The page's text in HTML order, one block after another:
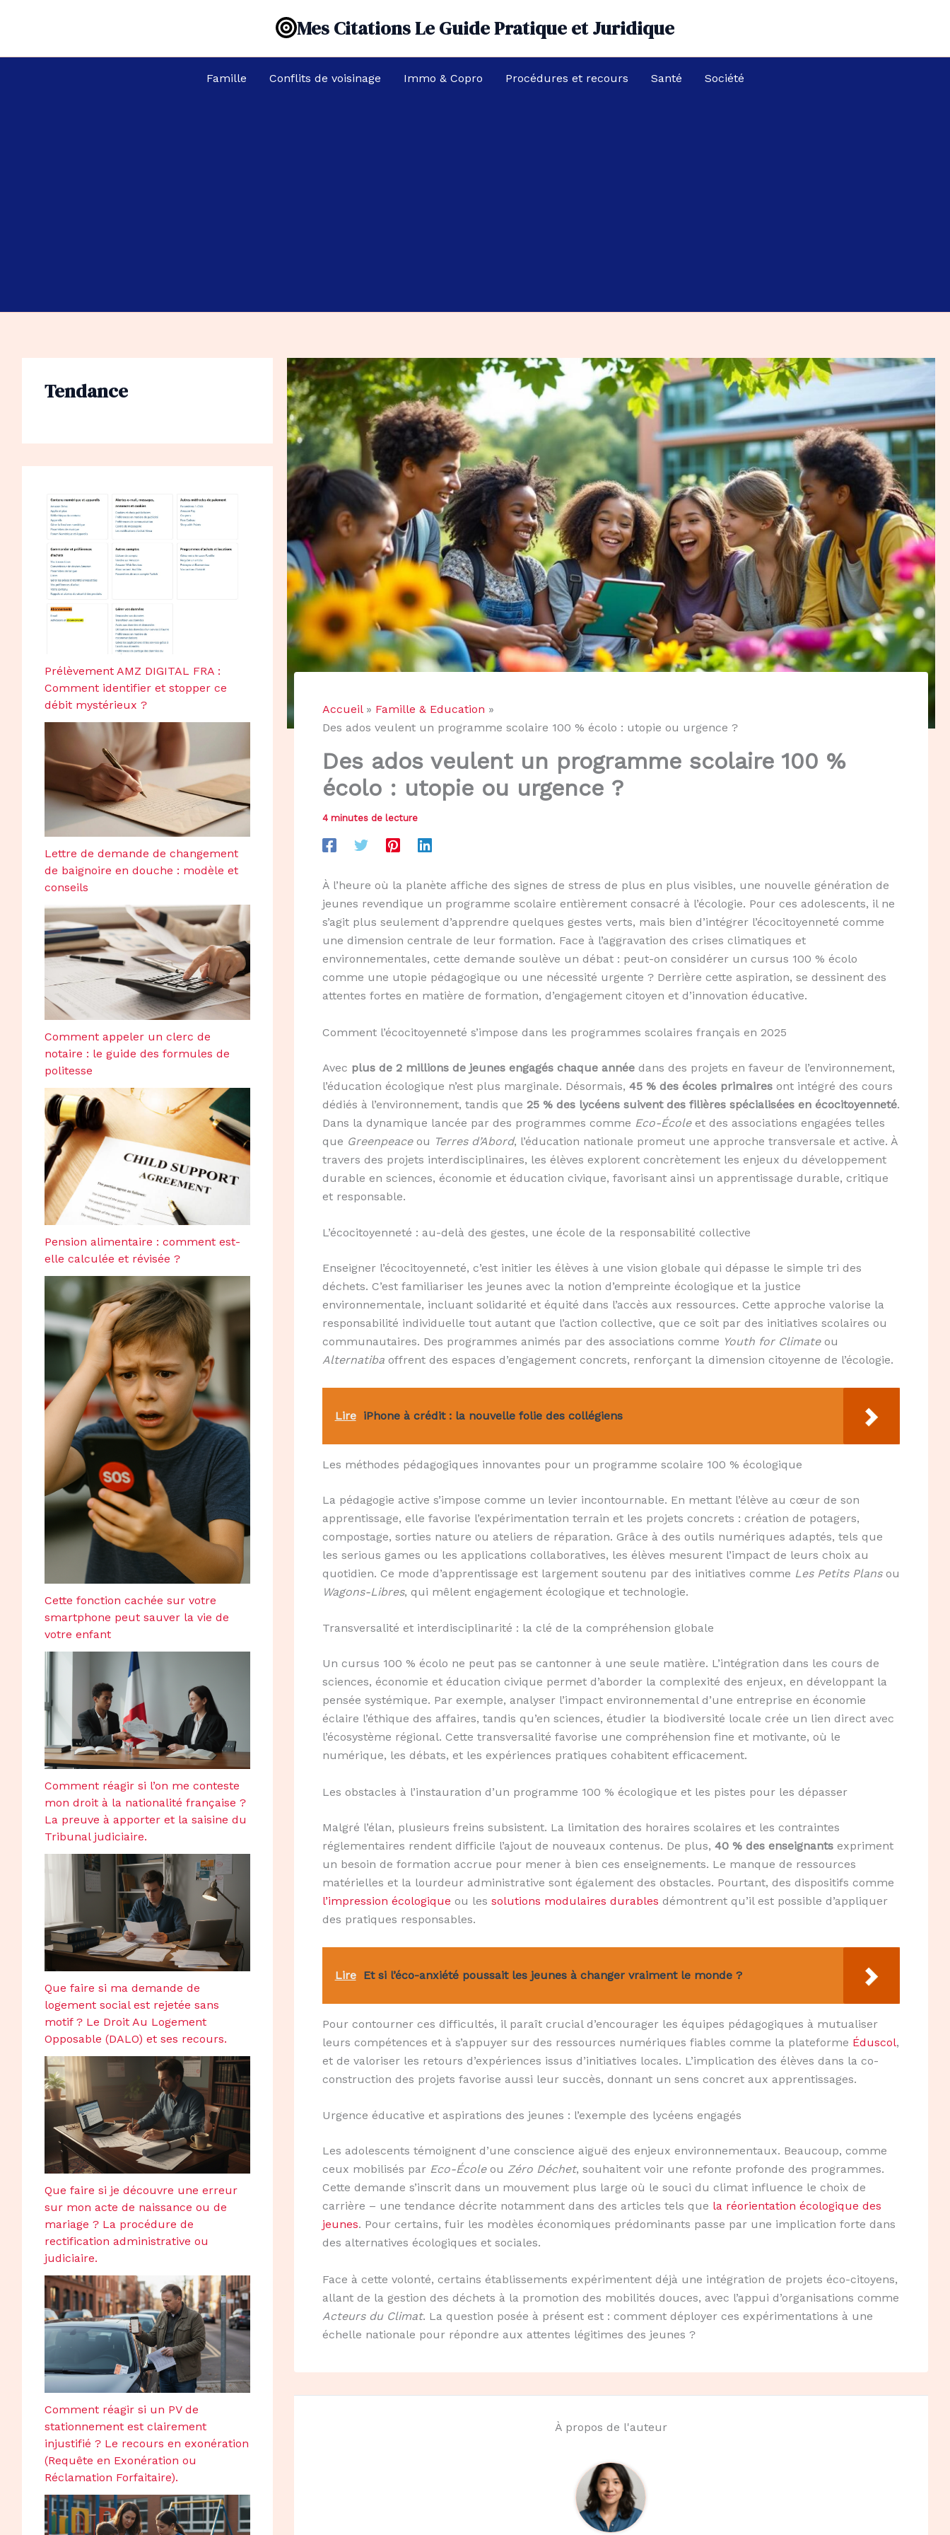
Mes Citations Le Guide Pratique et Juridique
Famille Conflits de voisinage Immo & Copro Procédures et recours Santé Société
Tendance
Prélèvement AMZ DIGITAL FRA :
Comment identifier et stopper ce
débit mystérieux ?
Lettre de demande de changement
de baignoire en douche : modèle et
conseils
Comment appeler un clerc de
notaire : le guide des formules de
politesse
Pension alimentaire : comment est-
elle calculée et révisée ?
Cette fonction cachée sur votre
smartphone peut sauver la vie de
votre enfant
Comment réagir si l’on me conteste
mon droit à la nationalité française ?
La preuve à apporter et la saisine du
Tribunal judiciaire.
Que faire si ma demande de
logement social est rejetée sans
motif ? Le Droit Au Logement
Opposable (DALO) et ses recours.
Que faire si je découvre une erreur
sur mon acte de naissance ou de
mariage ? La procédure de
rectification administrative ou
judiciaire.
Comment réagir si un PV de
stationnement est clairement
injustifié ? Le recours en exonération
(Requête en Exonération ou
Réclamation Forfaitaire).
Accueil
Famille & Education
Des ados veulent un programme scolaire 100 % écolo : utopie ou urgence ?
Des ados veulent un programme scolaire 100 %
écolo : utopie ou urgence ?
4 minutes de lecture
À l’heure où la planète affiche des signes de stress de plus en plus visibles, une nouvelle génération de
jeunes revendique un programme scolaire entièrement consacré à l’écologie. Pour ces adolescents, il ne
s’agit plus seulement d’apprendre quelques gestes verts, mais bien d’intégrer l’écocitoyenneté comme
une dimension centrale de leur formation. Face à l’aggravation des crises climatiques et
environnementales, cette demande soulève un débat : peut-on considérer un cursus 100 % écolo
comme une utopie pédagogique ou une nécessité urgente ? Derrière cette aspiration, se dessinent des
attentes fortes en matière de formation, d’engagement citoyen et d’innovation éducative.
Comment l’écocitoyenneté s’impose dans les programmes scolaires français en 2025
Avec plus de 2 millions de jeunes engagés chaque annéedans des projets en faveur de l’environnement,
l’éducation écologique n’est plus marginale. Désormais, 45 % des écoles primairesont intégré des cours
dédiés à l’environnement, tandis que 25 % des lycéens suivent des filières spécialisées en écocitoyenneté.
Dans la dynamique lancée par des programmes comme Eco-Écoleet des associations engagées telles
que Greenpeaceou Terres d’Abord, l’éducation nationale promeut une approche transversale et active. À
travers des projets interdisciplinaires, les élèves explorent concrètement les enjeux du développement
durable en sciences, économie et éducation civique, favorisant ainsi un apprentissage durable, critique
et responsable.
L’écocitoyenneté : au-delà des gestes, une école de la responsabilité collective
Enseigner l’écocitoyenneté, c’est initier les élèves à une vision globale qui dépasse le simple tri des
déchets. C’est familiariser les jeunes avec la notion d’empreinte écologique et la justice
environnementale, incluant solidarité et équité dans l’accès aux ressources. Cette approche valorise la
responsabilité individuelle tout autant que l’action collective, que ce soit par des initiatives scolaires ou
communautaires. Des programmes animés par des associations comme Youth for Climateou
Alternatibaoffrent des espaces d’engagement concrets, renforçant la dimension citoyenne de l’écologie.
Lire iPhone à crédit : la nouvelle folie des collégiens
Les méthodes pédagogiques innovantes pour un programme scolaire 100 % écologique
La pédagogie active s’impose comme un levier incontournable. En mettant l’élève au cœur de son
apprentissage, elle favorise l’expérimentation terrain et les projets concrets : création de potagers,
compostage, sorties nature ou ateliers de réparation. Grâce à des outils numériques adaptés, tels que
les serious games ou les applications collaboratives, les élèves mesurent l’impact de leurs choix au
quotidien. Ce mode d’apprentissage est largement soutenu par des initiatives comme Les Petits Plansou
Wagons-Libres, qui mêlent engagement écologique et technologie.
Transversalité et interdisciplinarité : la clé de la compréhension globale
Un cursus 100 % écolo ne peut pas se cantonner à une seule matière. L’intégration dans les cours de
sciences, économie et éducation civique permet d’aborder la complexité des enjeux, en développant la
pensée systémique. Par exemple, analyser l’impact environnemental d’une entreprise en économie
éclaire l’éthique des affaires, tandis qu’en sciences, étudier la biodiversité locale crée un lien direct avec
l’écosystème régional. Cette transversalité favorise une compréhension fine et motivante, où le
numérique, les débats, et les expériences pratiques cohabitent efficacement.
Les obstacles à l’instauration d’un programme 100 % écologique et les pistes pour les dépasser
Malgré l’élan, plusieurs freins subsistent. La limitation des horaires scolaires et les contraintes
réglementaires rendent difficile l’ajout de nouveaux contenus. De plus, 40 % des enseignantsexpriment
un besoin de formation accrue pour mener à bien ces enseignements. Le manque de ressources
matérielles et la lourdeur administrative sont également des obstacles. Pourtant, des dispositifs comme
l’impression écologique ou les solutions modulaires durables démontrent qu’il est possible d’appliquer
des pratiques responsables.
Lire Et si l’éco-anxiété poussait les jeunes à changer vraiment le monde ?
Pour contourner ces difficultés, il paraît crucial d’encourager les équipes pédagogiques à mutualiser
leurs compétences et à s’appuyer sur des ressources numériques fiables comme la plateforme Éduscol,
et de valoriser les retours d’expériences issus d’initiatives locales. L’implication des élèves dans la co-
construction des projets favorise aussi leur succès, donnant un sens concret aux apprentissages.
Urgence éducative et aspirations des jeunes : l’exemple des lycéens engagés
Les adolescents témoignent d’une conscience aiguë des enjeux environnementaux. Beaucoup, comme
ceux mobilisés par Eco-Écoleou Zéro Déchet, souhaitent voir une refonte profonde des programmes.
Cette demande s’inscrit dans un mouvement plus large où le souci du climat influence le choix de
carrière – une tendance décrite notamment dans des articles tels que la réorientation écologique des
jeunes. Pour certains, fuir les modèles économiques prédominants passe par une implication forte dans
des alternatives écologiques et sociales.
Face à cette volonté, certains établissements expérimentent déjà une intégration de projets éco-citoyens,
allant de la gestion des déchets à la promotion des mobilités douces, avec l’appui d’organisations comme
Acteurs du Climat. La question posée à présent est : comment déployer ces expérimentations à une
échelle nationale pour répondre aux attentes légitimes des jeunes ?
À propos de l'auteur